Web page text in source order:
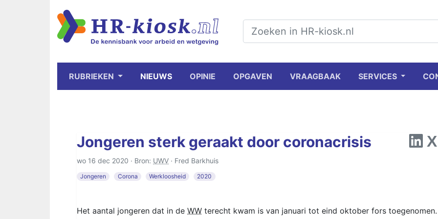
RUBRIEKEN NIEUWS OPINIE OPGAVEN VRAAGBAAK SERVICES
Jongeren sterk geraakt door coronacrisis
wo 16 dec 2020 · Bron: UWV · Fred Barkhuis
Jongeren Corona Werkloosheid 2020
Het aantal jongeren dat in de WW terecht kwam is van januari tot eind oktober fors toegenomen.